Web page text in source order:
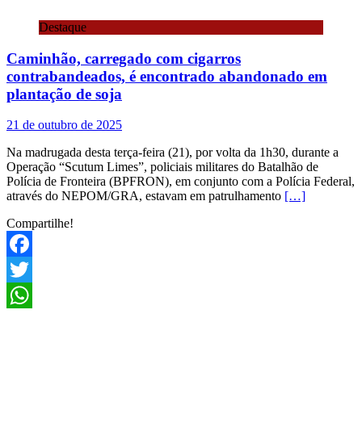
Destaque
Caminhão, carregado com cigarros
contrabandeados, é encontrado abandonado em
plantação de soja
21 de outubro de 2025
Na madrugada desta terça-feira (21), por volta da 1h30, durante a
Operação “Scutum Limes”, policiais militares do Batalhão de
Polícia de Fronteira (BPFRON), em conjunto com a Polícia Federal,
através do NEPOM/GRA, estavam em patrulhamento […]
Compartilhe!
Facebook
Twitter